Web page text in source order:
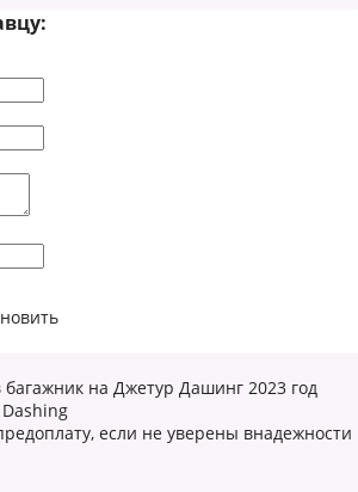
на Джетур Дашинг 2023 год
Dashing
если не уверены внадежности